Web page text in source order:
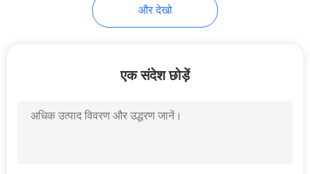
बुनना बेनी सलाम
और देखो
एक संदेश छोड़ें